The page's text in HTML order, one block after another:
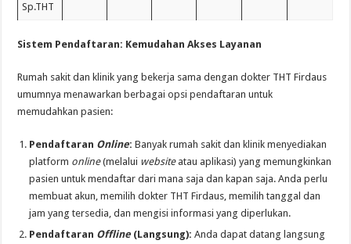
Sp.THT
Sistem Pendaftaran: Kemudahan Akses Layanan
Rumah sakit dan klinik yang bekerja sama dengan dokter THT Firdaus
umumnya menawarkan berbagai opsi pendaftaran untuk
memudahkan pasien:
Pendaftaran Online: Banyak rumah sakit dan klinik menyediakan
platform online(melalui websiteatau aplikasi) yang memungkinkan
pasien untuk mendaftar dari mana saja dan kapan saja. Anda perlu
membuat akun, memilih dokter THT Firdaus, memilih tanggal dan
jam yang tersedia, dan mengisi informasi yang diperlukan.
Pendaftaran Offline (Langsung): Anda dapat datang langsung